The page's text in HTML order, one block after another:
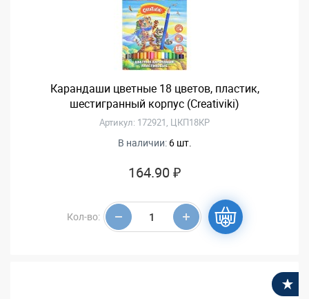
Карандаши цветные 18 цветов, пластик,
шестигранный корпус (Creativiki)
Артикул: 172921, ЦКП18КР
В наличии: 6 шт.
164.90 ₽
Кол-во: